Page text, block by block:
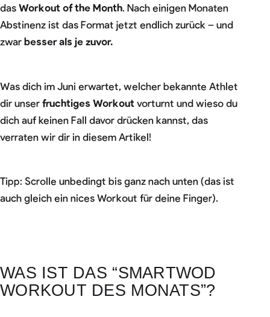
das Workout of the Month. Nach einigen Monaten
Abstinenz ist das Format jetzt endlich zurück – und
zwar besser als je zuvor.
Was dich im Juni erwartet, welcher bekannte Athlet
dir unser fruchtiges Workout vorturnt und wieso du
dich auf keinen Fall davor drücken kannst, das
verraten wir dir in diesem Artikel!
Tipp: Scrolle unbedingt bis ganz nach unten (das ist
auch gleich ein nices Workout für deine Finger).
WAS IST DAS “SMARTWOD
WORKOUT DES MONATS”?